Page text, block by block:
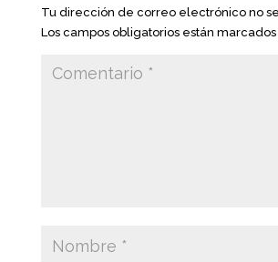
Tu dirección de correo electrónico no
Los campos obligatorios están marcados